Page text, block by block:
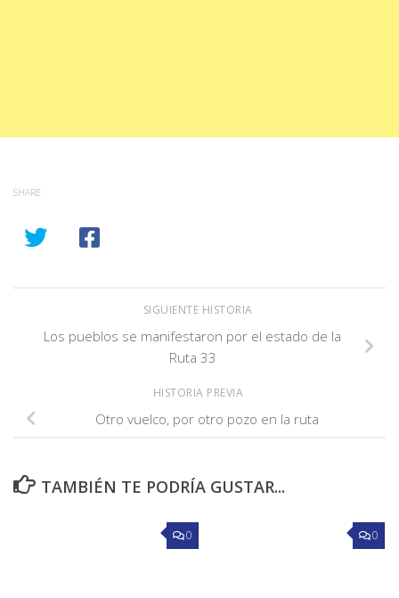
SHARE
SIGUIENTE HISTORIA
Los pueblos se manifestaron por el estado de la
Ruta 33
HISTORIA PREVIA
Otro vuelco, por otro pozo en la ruta
TAMBIÉN TE PODRÍA GUSTAR...
0 0